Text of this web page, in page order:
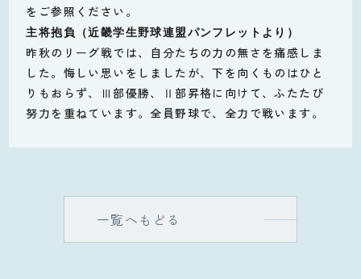
をご参照ください。
主将抱負（近畿学生野球連盟パンフレットより）
昨秋のリーグ戦では、自分たちの力の無さを痛感しま
した。悔しい思いをしましたが、下を向くものはひと
りもおらず、Ⅲ部優勝、Ⅱ部昇格に向けて、ふたたび
努力を重ねています。全員野球で、全力で戦います。
一覧へもどる